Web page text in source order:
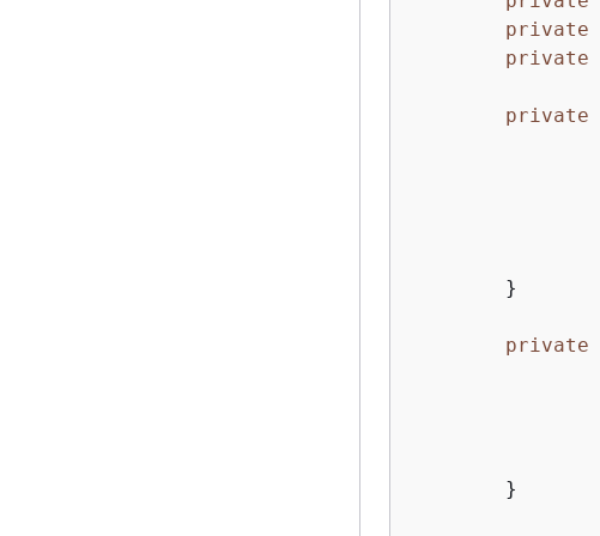
private
private
private
private